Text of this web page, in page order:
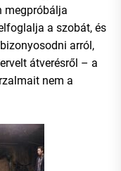
megpróbálja
a szobát, és
arról,
átverésről – a
nem a